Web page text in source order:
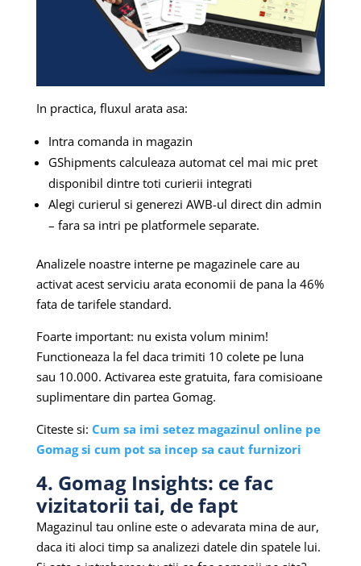
In practica, fluxul arata asa:
Intra comanda in magazin
GShipments calculeaza automat cel mai mic pret
disponibil dintre toti curierii integrati
Alegi curierul si generezi AWB-ul direct din admin
– fara sa intri pe platformele separate.
Analizele noastre interne pe magazinele care au
activat acest serviciu arata economii de pana la 46%
fata de tarifele standard.
Foarte important: nu exista volum minim!
Functioneaza la fel daca trimiti 10 colete pe luna
sau 10.000. Activarea este gratuita, fara comisioane
suplimentare din partea Gomag.
Citeste si: Cum sa imi setez magazinul online pe
Gomag si cum pot sa incep sa caut furnizori
4. Gomag Insights: ce fac
vizitatorii tai, de fapt
Magazinul tau online este o adevarata mina de aur,
daca iti aloci timp sa analizezi datele din spatele lui.